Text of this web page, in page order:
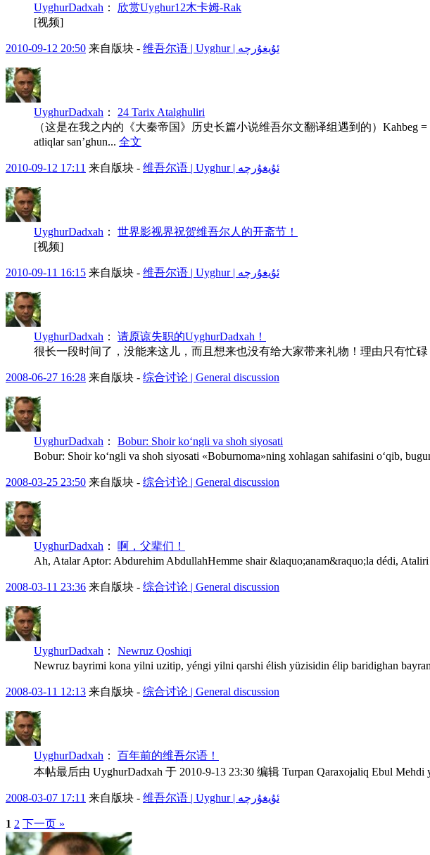
UyghurDadxah ： 欣赏Uyghur12木卡姆-Rak
[视频]
2010-09-12 20:50 来自版块 - 维吾尔语 | Uyghur | ئۇيغۇرچە
UyghurDadxah ： 24 Tarix Atalghuliri
（这是在我之内的《大秦帝国》历史长篇小说维吾尔文翻译组遇到的）Kahbeg =
atliqlar san’ghun... 全文
2010-09-12 17:11 来自版块 - 维吾尔语 | Uyghur | ئۇيغۇرچە
UyghurDadxah ： 世界影视界祝贺维吾尔人的开斋节！
[视频]
2010-09-11 16:15 来自版块 - 维吾尔语 | Uyghur | ئۇيغۇرچە
UyghurDadxah ： 请原谅失职的UyghurDadxah！
很长一段时间了，没能来这儿，而且想来也没有给大家带来礼物！理由只有忙碌
2008-06-27 16:28 来自版块 - 综合讨论 | General discussion
UyghurDadxah ： Bobur: Shoir ko‘ngli va shoh siyosati
Bobur: Shoir ko‘ngli va shoh siyosati «Boburnoma»ning xohlagan sahifasini o‘qib,
2008-03-25 23:50 来自版块 - 综合讨论 | General discussion
UyghurDadxah ： 啊，父辈们！
Ah, Atalar Aptor: Abdurehim AbdullahHemme shair &laquo;anam&raquo;la dédi,
2008-03-11 23:36 来自版块 - 综合讨论 | General discussion
UyghurDadxah ： Newruz Qoshiqi
Newruz bayrimi kona yilni uzitip, yéngi yilni qarshi élish yüzisidin élip baridighan
2008-03-11 12:13 来自版块 - 综合讨论 | General discussion
UyghurDadxah ： 百年前的维吾尔语！
本帖最后由 UyghurDadxah 于 2010-9-13 23:30 编辑 Turpan Qaraxojaliq Ebul Mehdi
2008-03-07 17:11 来自版块 - 维吾尔语 | Uyghur | ئۇيغۇرچە
1 2 下一页 »